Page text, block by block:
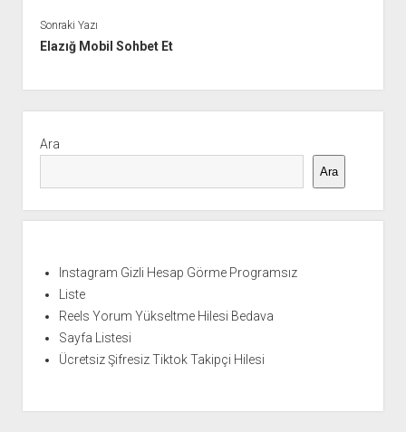
Sonraki Yazı
Elazığ Mobil Sohbet Et
Menü
Ara
Ara
Instagram Gizli Hesap Görme Programsız
Liste
Reels Yorum Yükseltme Hilesi Bedava
Sayfa Listesi
Ücretsiz Şifresiz Tiktok Takipçi Hilesi